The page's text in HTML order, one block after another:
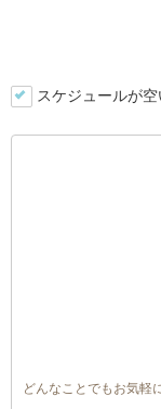
スケジュールが
どんなことでもお気軽